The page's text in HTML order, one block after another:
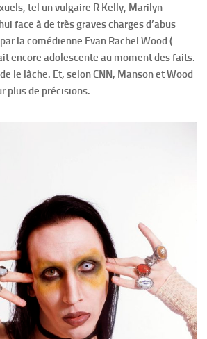
tel un vulgaire R Kelly, Marilyn
face à de très graves charges d’abus
la comédienne Evan Rachel Wood (
encore adolescente au moment des faits.
le lâche. Et, selon CNN, Manson et Wood
plus de précisions.